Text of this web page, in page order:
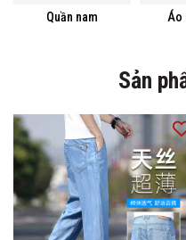
Quần nam Áo
Sản